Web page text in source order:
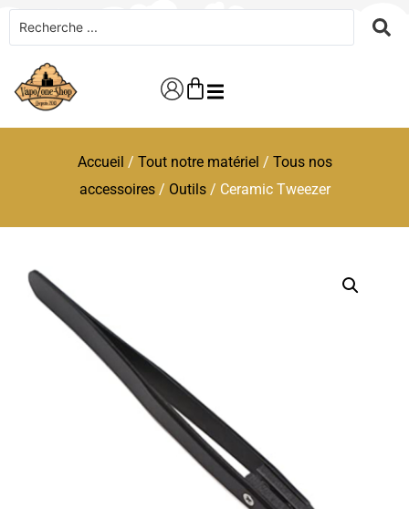
Accueil / Tout notre matériel / Tous nos
accessoires/ Outils/ Ceramic Tweezer